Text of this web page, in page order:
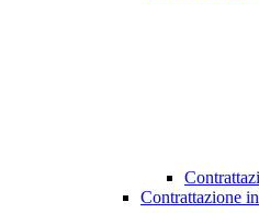
Contrattazione